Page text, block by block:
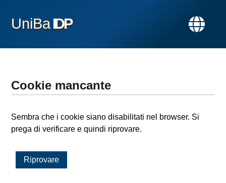
UniBaIDP
Cookie mancante
Sembra che i cookie siano disabilitati nel browser. Si
prega di verificare e quindi riprovare.
Riprovare